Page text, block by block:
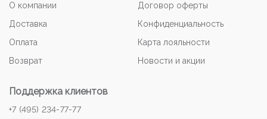
О компании
Доставка
Оплата
Возврат
Договор оферты
Конфиденциальность
Карта лояльности
Новости и акции
Поддержка клиентов
+7 (495) 234-77-77